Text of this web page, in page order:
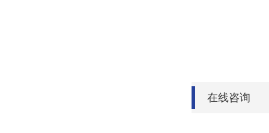
在线咨询